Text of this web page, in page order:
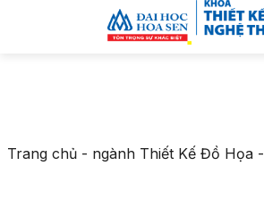
Trang chủ- ngành Thiết Kế Đồ Họa-